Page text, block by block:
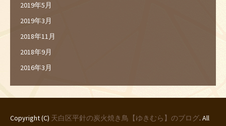
2019年5月
2019年3月
2018年11月
2018年9月
2016年3月
Copyright (C) 天白区平針の炭火焼き鳥【ゆきむら】のブログ. All